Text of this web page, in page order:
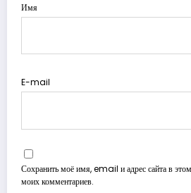
Имя
E-mail
Сохранить моё имя, email и адрес сайта в
моих комментариев.